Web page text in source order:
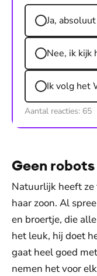
Ja, absoluut
Nee, ik kijk
Ik volg het
Aantal reacties: 65
Geen robots
Natuurlijk heeft
haar zoon. Al
en broertje, die
het leuk, hij doet
gaat heel goed
nemen het voor